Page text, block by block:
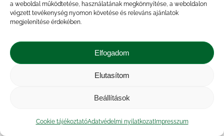
a weboldal működtetése, használatának megkönnyítése, a weboldalon
végzett tevékenység nyomon követése és releváns ajánlatok
megjelenítése érdekében.
Elfogadom
Elutasítom
Beállítások
Cookie tájékoztatóAdatvédelmi nyilatkozatImpresszum
amely valójában számos önálló kisebb ábrát
fog össze. Az interaktív grafikon a teljes